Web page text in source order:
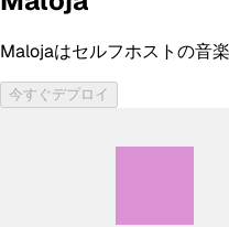
Malojaはセルフホストの音
今すぐデプロイ